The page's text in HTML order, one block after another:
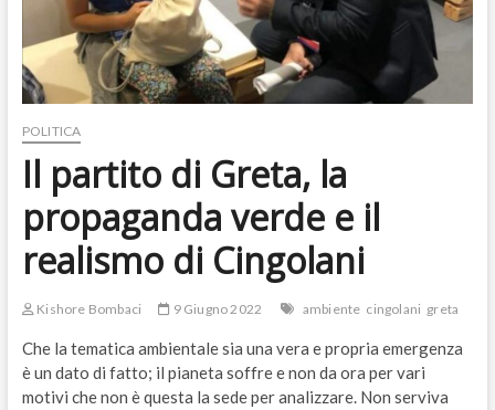
POLITICA
Il partito di Greta, la
propaganda verde e il
realismo di Cingolani
Kishore Bombaci 9 Giugno 2022 ambiente cingolani greta
Che la tematica ambientale sia una vera e propria emergenza
è un dato di fatto; il pianeta soffre e non da ora per vari
motivi che non è questa la sede per analizzare. Non serviva